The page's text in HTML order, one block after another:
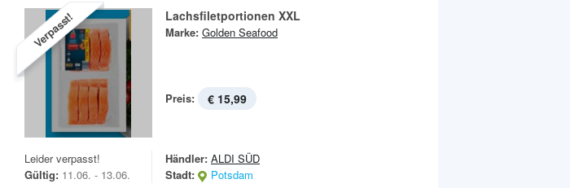
Verpasst! Lachsfiletportionen XXL
Marke: Golden Seafood
Preis: € 15,99
Leider verpasst!
Gültig: 11.06. - 13.06.
Händler: ALDI SÜD
Stadt:
Potsdam